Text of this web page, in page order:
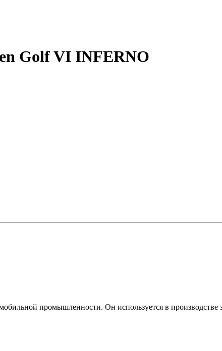
Golf VI INFERNO
промышленности. Он используется в